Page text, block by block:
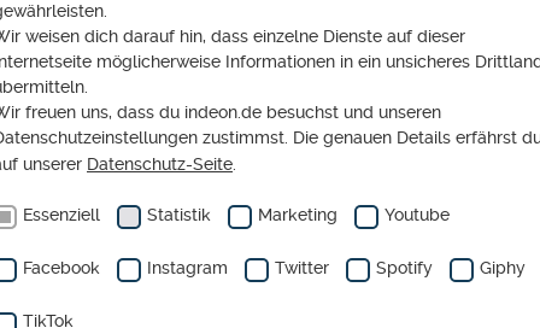
zur WM: so
in die Sucht
weisen dich darauf hin, dass einzelne Dienste auf dieser
möglicherweise Informationen in ein unsicheres
freuen uns, dass du indeon.de besuchst und unseren
zustimmst. Die genauen Details erfährst
unserer Datenschutz-Seite
Essenziell Statistik Marketing Youtube
Facebook Instagram Twitter Spotify Giphy
TikTok